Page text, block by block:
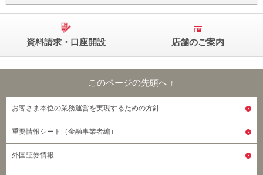
資料請求・口座開設 店舗のご案内
このページの先頭へ
このページの先頭へ ↑
お客さま本位の業務運営を実現するための方針
重要情報シート（金融事業者編）
外国証券情報